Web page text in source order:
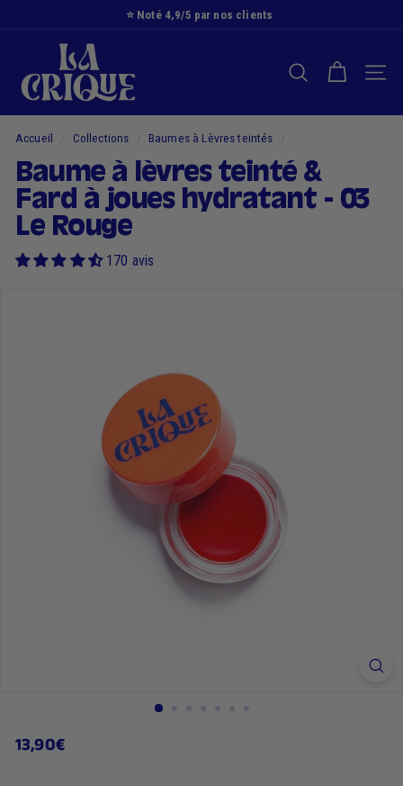
⭐️ Noté 4,9/5 par nos clients
a
C
r
i
q
u
e
RECHERCHER
Accueil Collections Baumes à Lèvres teintés
Baume à lèvres teinté &
Fard à joues hydratant - 03
Le Rouge
170 avis
Prix
13,90€13,90€